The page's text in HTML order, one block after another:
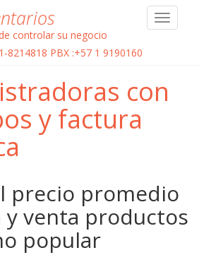
Toggle
controlar su negocio
8214818 PBX :+57 1 9190160
con
y factura
precio promedio
y venta productos
popular